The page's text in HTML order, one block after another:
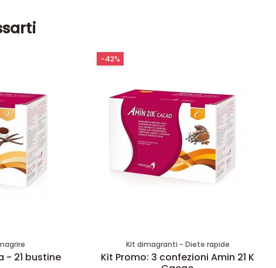
- 21 bustine
Kit dimagranti - Diete rapide
Kit Promo: 3 confezioni Amin 21 K
-42%